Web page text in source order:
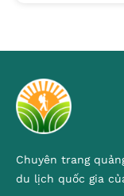
Chuyên trang
du lịch quốc gia